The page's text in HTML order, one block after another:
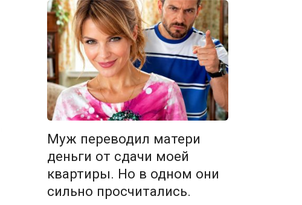
Муж переводил матери
деньги от сдачи моей
квартиры. Но в одном они
сильно просчитались.